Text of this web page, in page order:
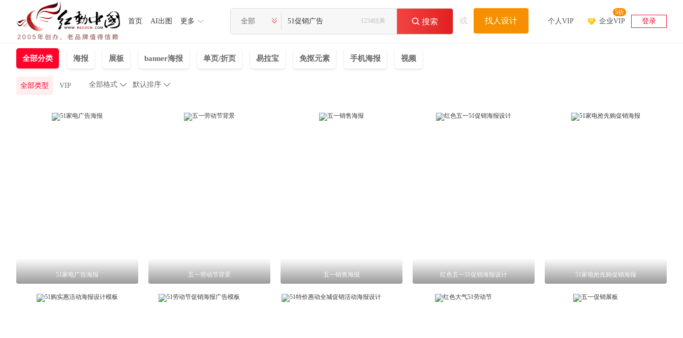
首页 AI出图 更多 全部  搜索
1234结果 或 找人设计 个人VIP 企业VIP
5折
登录
全部分类 海报 展板 banner海报 单页/折页 易拉宝 免抠元素 手机海报 视频
全部类型 VIP 
全部格式 默认排序 
51家电广告海报 五一劳动节背景 五一销售海报 红色五一51促销海报设计 51家电抢先购促销海报